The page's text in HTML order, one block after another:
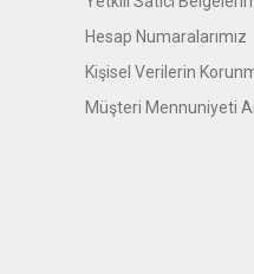
Hesap Numaralarımız
Kişisel Verilerin
Müşteri Mennuniyeti